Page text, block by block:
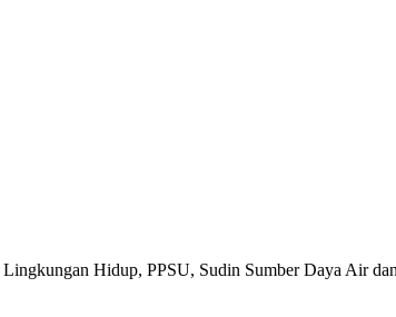
Hidup, PPSU, Sudin Sumber Daya Air